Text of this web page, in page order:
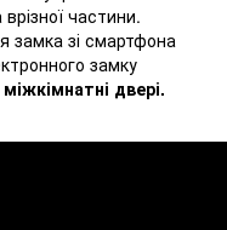
частини.
замка зі смартфона
замку
двері.